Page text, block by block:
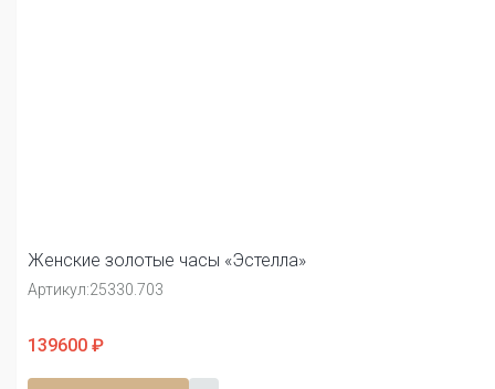
Женские золотые часы «Эстелла»
Артикул:25330.703
139600 ₽